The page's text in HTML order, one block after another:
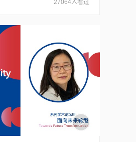
27064人看过